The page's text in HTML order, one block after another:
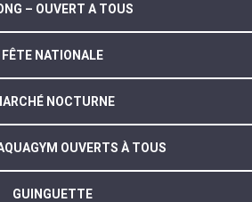
– OUVERT A TOUS
FÊTE NATIONALE
NOCTURNE
OUVERTS À TOUS
GUINGUETTE